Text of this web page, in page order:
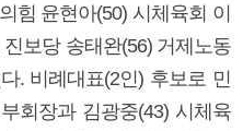
힘 윤현아(50) 시체육회 이
보당 송태완(56) 거제노동
. 비례대표(2인) 후보로 민
회장과 김광중(43) 시체육